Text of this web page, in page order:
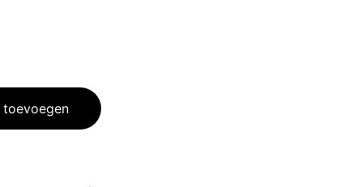
toevoegen